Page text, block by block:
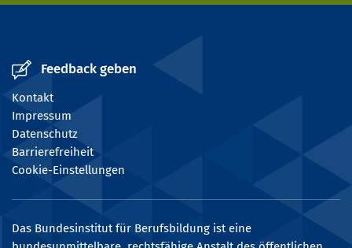
Feedback geben
Kontakt
Impressum
Datenschutz
Barrierefreiheit
Cookie-Einstellungen
Das Bundesinstitut für Berufsbildung ist eine